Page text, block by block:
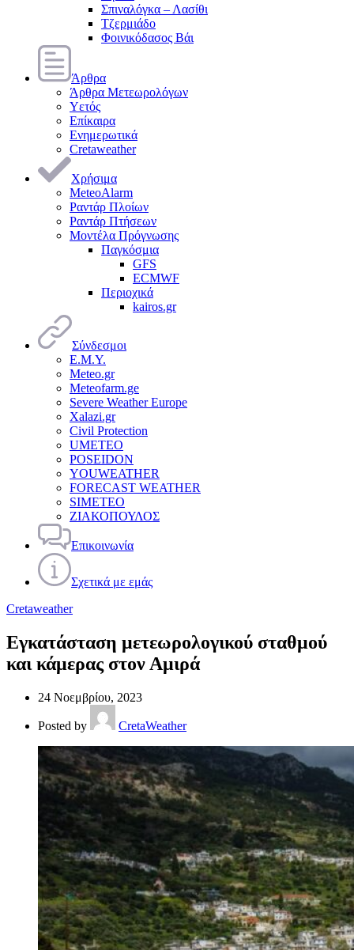
Σπιναλόγκα – Λασίθι
Τζερμιάδο
Φοινικόδασος Βάι
Άρθρα
Άρθρα Μετεωρολόγων
Υετός
Επίκαιρα
Ενημερωτικά
Cretaweather
Χρήσιμα
MeteoAlarm
Ραντάρ Πλοίων
Ραντάρ Πτήσεων
Μοντέλα Πρόγνωσης
Παγκόσμια
GFS
ECMWF
Περιοχικά
kairos.gr
Σύνδεσμοι
Ε.Μ.Υ.
Meteo.gr
Meteofarm.ge
Severe Weather Europe
Xalazi.gr
Civil Protection
UMETEO
POSEIDON
YOUWEATHER
FORECAST WEATHER
SIMETEO
ΖΙΑΚΟΠΟΥΛΟΣ
Επικοινωνία
Σχετικά με εμάς
Cretaweather
Εγκατάσταση μετεωρολογικού σταθμού
και κάμερας στον Αμιρά
24 Νοεμβρίου, 2023
Posted by CretaWeather